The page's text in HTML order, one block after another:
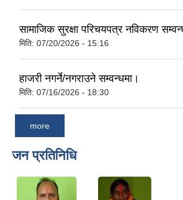
सामाजिक सुरक्षा परिचयपत्र नविकरण
मिति: 07/20/2026 - 15:16
हाजरी नगर्ने/नगराउने सम्वन्धमा।
मिति: 07/16/2026 - 18:30
more
जन प्रतिनिधि